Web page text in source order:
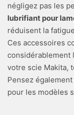
négligez pas les
lubrifiant pour
réduisent la
Ces accessoires
considérablement
votre scie Makita,
Pensez
pour les modèles